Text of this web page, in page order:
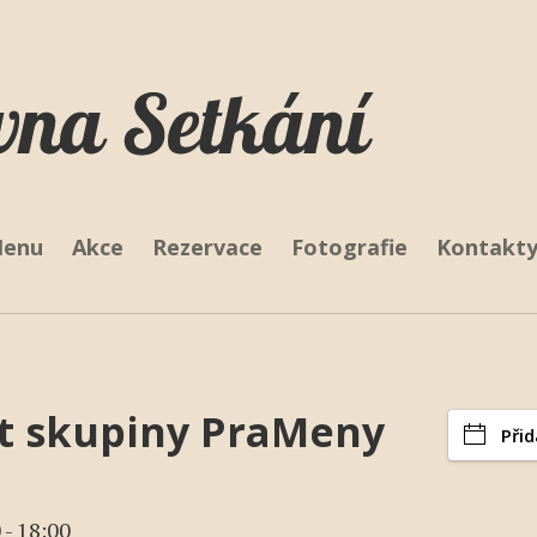
content
Akce Rezervace Fotografie Kontakty
skupiny PraMeny
- 18:00